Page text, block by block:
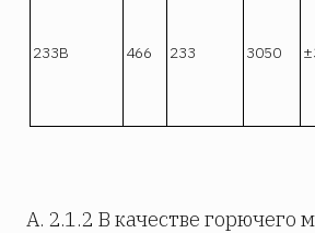
233В 466 233 3050
А. 2.1.2 В качестве горючего